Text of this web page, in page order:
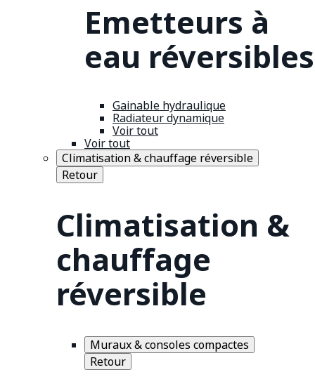
Emetteurs à
eau réversibles
Gainable hydraulique
Radiateur dynamique
Voir tout
Voir tout
Climatisation & chauffage réversible
Retour
Climatisation &
chauffage
réversible
Muraux & consoles compactes
Retour